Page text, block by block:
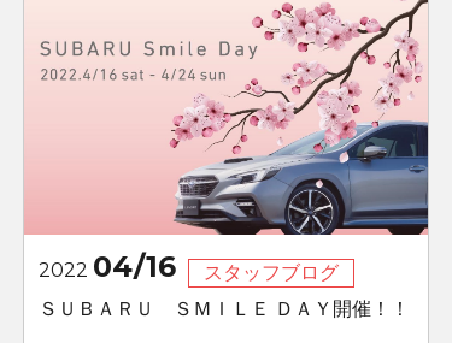
2022 04/16
スタッフブログ
ＳＵＢＡＲＵ ＳＭＩＬＥ ＤＡＹ開催！！